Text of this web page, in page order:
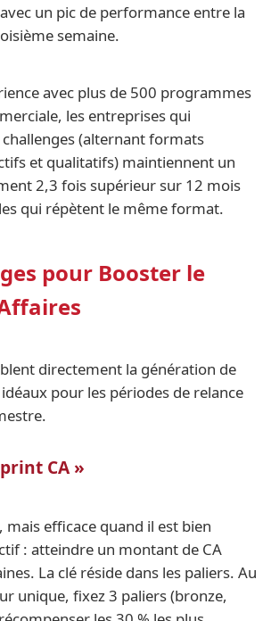
un pic de performance entre la
semaine.
avec plus de 500 programmes
les entreprises qui
(alternant formats
et qualitatifs) maintiennent un
2,3 fois supérieur sur 12 mois
qui répètent le même format.
pour Booster le
directement la génération de
pour les périodes de relance
CA »
mais efficace quand il est bien
: atteindre un montant de CA
La clé réside dans les paliers. Au
unique, fixez 3 paliers (bronze,